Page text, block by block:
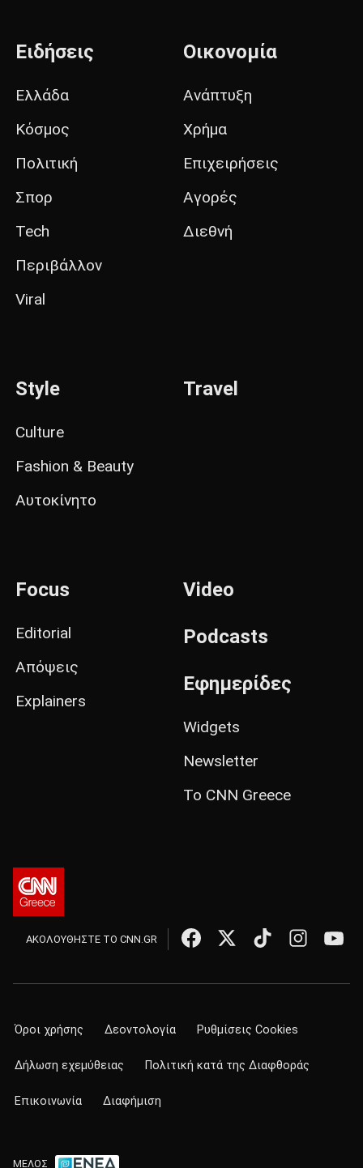
Ειδήσεις
Ελλάδα
Κόσμος
Πολιτική
Σπορ
Tech
Περιβάλλον
Viral
Οικονομία
Ανάπτυξη
Χρήμα
Επιχειρήσεις
Αγορές
Διεθνή
Style
Culture
Fashion & Beauty
Αυτοκίνητο
Travel
Focus
Editorial
Απόψεις
Explainers
Video
Podcasts
Εφημερίδες
Widgets
Newsletter
Το CNN Greece
ΑΚΟΛΟΥΘΗΣΤΕ ΤΟ CNN.GR
Όροι χρήσης Δεοντολογία Ρυθμίσεις Cookies
Δήλωση εχεμύθειας Πολιτική κατά της Διαφθοράς
Επικοινωνία Διαφήμιση
ΜΕΛΟΣ